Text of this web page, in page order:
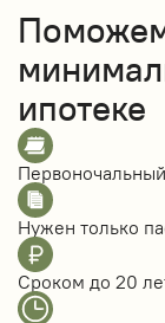
ипотеке
Нужен только
Сроком до 20